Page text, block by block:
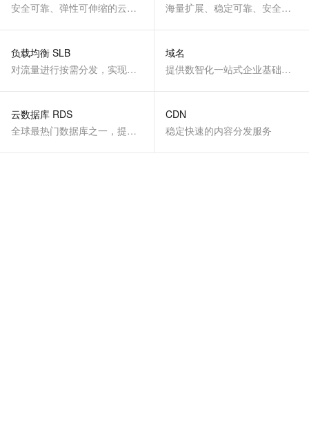
安全可靠、弹性可伸缩的云计算服务
海量扩展、稳定可靠、安全、低成本、智能
负载均衡 SLB
对流量进行按需分发，实现应用高可用
域名
提供数智化一站式企业基础服务
云数据库 RDS
全球最热门数据库之一，提供全托管的稳定服务
CDN
稳定快速的内容分发服务